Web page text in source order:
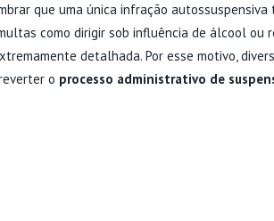
que uma única infração
como dirigir sob influência de álcool ou
detalhada. Por esse motivo,
o processo administrativo de